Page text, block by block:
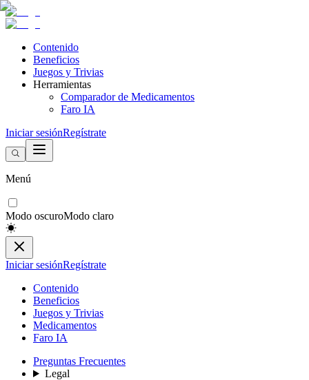
Contenido
Beneficios
Juegos y Trivias
Herramientas
Comparador de Medicamentos
Faro IA
Iniciar sesiónRegístrate
Menú
Modo oscuroModo claro
Iniciar sesiónRegístrate
Contenido
Beneficios
Juegos y Trivias
Medicamentos
Faro IA
Preguntas Frecuentes
Legal